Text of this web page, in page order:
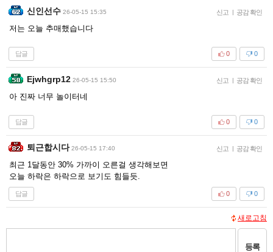
신인선수 26-05-15 15:35 신고 | 공감 확인
저는 오늘 추매했습니다
답글 0
0
Ejwhgrp12 26-05-15 15:50 신고 | 공감 확인
아 진짜 너무 놀이터네
답글 0
0
퇴근합시다 26-05-15 17:40 신고 | 공감 확인
최근 1달동안 30% 가까이 오른걸 생각해보면
오늘 하락은 하락으로 보기도 힘들듯.
답글 0
0
새로고침
등록